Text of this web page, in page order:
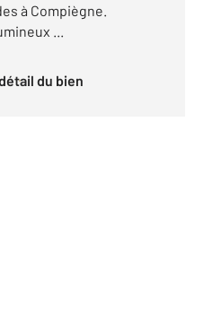
à Compiègne.
...
détail du bien